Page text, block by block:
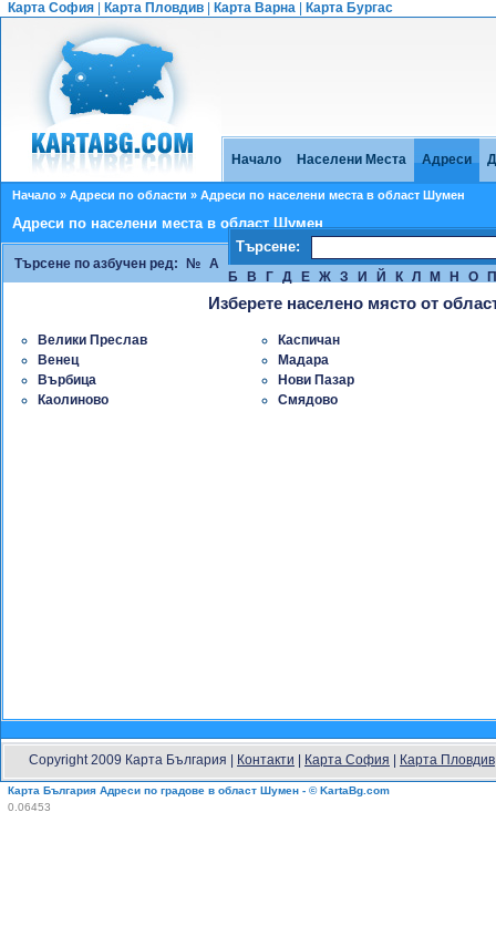
Карта София Карта Пловдив Карта Варна Карта Бургас
Начало Населени Места Адреси
Начало » Адреси по области » Адреси по населени места в област Шумен
Адреси по населени места в област Шумен
Търсене:
Търсене по азбучен ред: № А
Б
В Г Д Е Ж З И Й К Л М Н О
Изберете населено място от
Велики Преслав
Венец
Върбица
Каолиново
Каспичан
Мадара
Нови Пазар
Смядово
Copyright 2009 Карта България | Контакти Карта София Карта Пловдив
Карта България Адреси по градове в област Шумен - © KartaBg.com
0.06453